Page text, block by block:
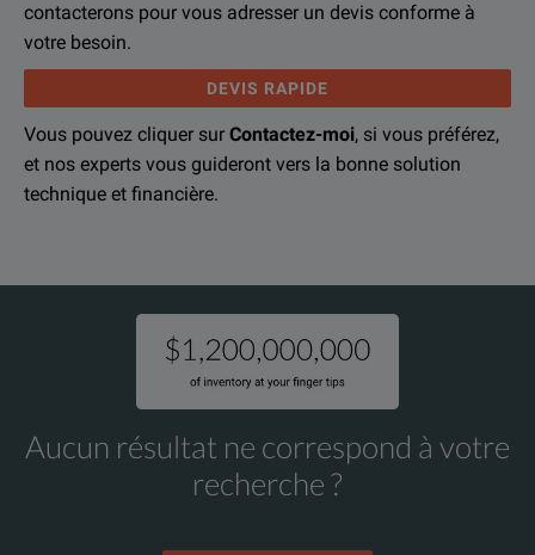
contacterons pour vous adresser un devis conforme à
votre besoin.
DEVIS RAPIDE
Vous pouvez cliquer sur Contactez-moi, si vous préférez,
et nos experts vous guideront vers la bonne solution
technique et financière.
Aucun résultat ne correspond à votre
recherche ?